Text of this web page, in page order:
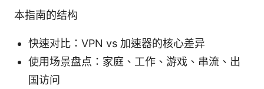
本指南的结构
快速对比：VPN vs 加速器的核心差异
使用场景盘点：家庭、工作、游戏、串流、出
国访问